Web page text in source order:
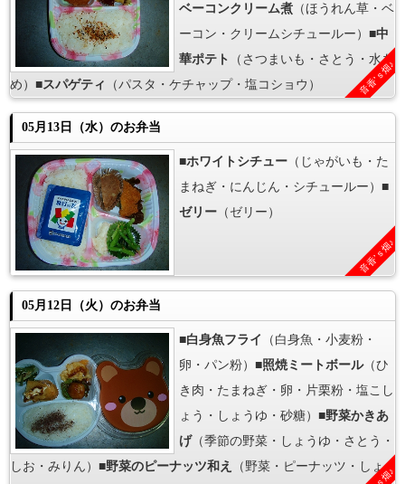
ベーコンクリーム煮 （ほうれん草・ベ
ーコン・クリームシチュールー）■中
華ポテト
（さつまいも・さとう・水あ
め）■スパゲティ （パスタ・ケチャップ・塩コショウ） 音香’ｓ畑♪
05月13日（水）のお弁当
■ホワイトシチュー （じゃがいも・た
まねぎ・にんじん・シチュールー）■
ゼリー （ゼリー）
音香’ｓ畑♪
05月12日（火）のお弁当
■白身魚フライ
（白身魚・小麦粉・
卵・パン粉）■照焼ミートボール（ひ
き肉・たまねぎ・卵・片栗粉・塩こし
ょう・しょうゆ・砂糖）■野菜かきあ
げ（季節の野菜・しょうゆ・さとう・
しお・みりん）■野菜のピーナッツ和え （野菜・ピーナッツ・しょ